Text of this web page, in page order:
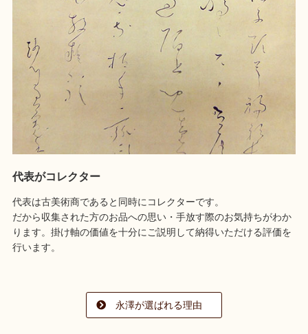
代表がコレクター
代表は古美術商であると同時にコレクターです。
だから収集された方のお品への思い・手放す際のお気持ちがわか
ります。掛け軸の価値を十分にご説明して納得いただける評価を
行います。
永澤が選ばれる理由